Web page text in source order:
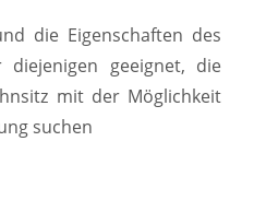
die Eigenschaften des
geeignet, die
mit der Möglichkeit
suchen